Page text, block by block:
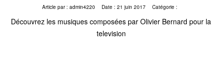
Article par : admin4220 Date : 21 juin 2017 Catégorie :
Découvrez les musiques composées par Olivier Bernard pour la
television